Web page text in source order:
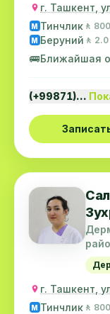
г. Ташкент,
M Тинчлик 🚶
M Беруний 🚶
🚌Ближайшая
(+99871)…
г. Ташкент,
M Тинчлик 🚶